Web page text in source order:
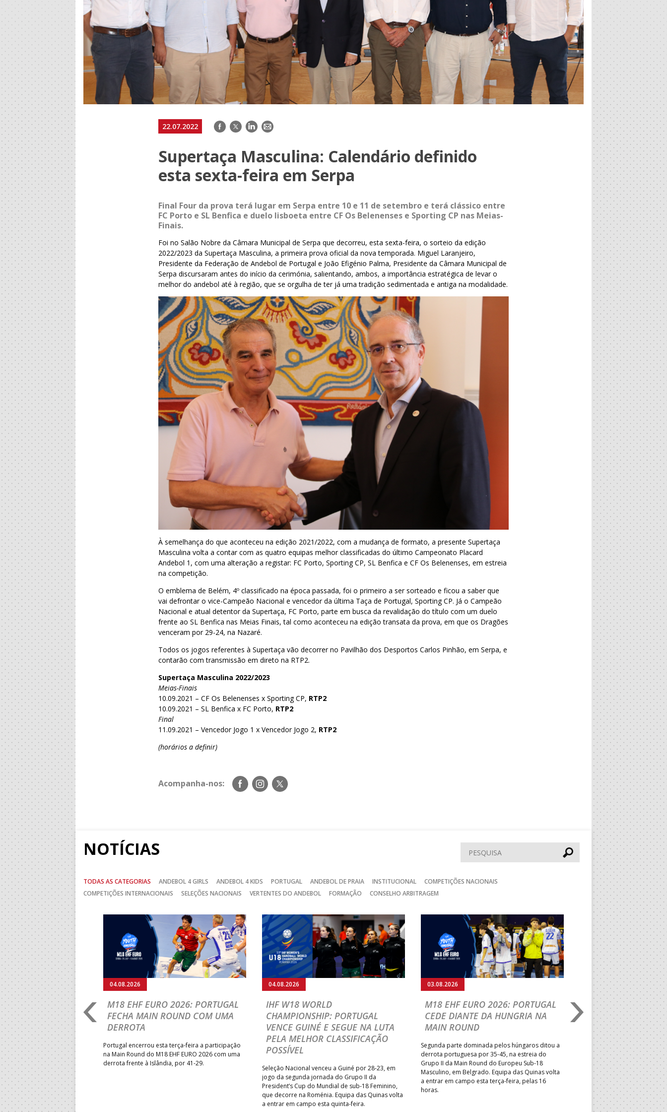
22.07.2022 Facebook
TwitterLinkedIn
E-
Supertaça Masculina: Calendário definido
esta sexta-feira em Serpa
Final Four da prova terá lugar em Serpa entre 10 e 11 de setembro e terá clássico entre
FC Porto e SL Benfica e duelo lisboeta entre CF Os Belenenses e Sporting CP nas Meias-
Finais.
Foi no Salão Nobre da Câmara Municipal de Serpa que decorreu, esta sexta-feira, o sorteio da edição
2022/2023 da Supertaça Masculina, a primeira prova oficial da nova temporada. Miguel Laranjeiro,
Presidente da Federação de Andebol de Portugal e João Efigénio Palma, Presidente da Câmara Municipal de
Serpa discursaram antes do início da cerimónia, salientando, ambos, a importância estratégica de levar o
melhor do andebol até à região, que se orgulha de ter já uma tradição sedimentada e antiga na modalidade.
À semelhança do que aconteceu na edição 2021/2022, com a mudança de formato, a presente Supertaça
Masculina volta a contar com as quatro equipas melhor classificadas do último Campeonato Placard
Andebol 1, com uma alteração a registar: FC Porto, Sporting CP, SL Benfica e CF Os Belenenses, em estreia
na competição.
O emblema de Belém, 4º classificado na época passada, foi o primeiro a ser sorteado e ficou a saber que
vai defrontar o vice-Campeão Nacional e vencedor da última Taça de Portugal, Sporting CP. Já o Campeão
Nacional e atual detentor da Supertaça, FC Porto, parte em busca da revalidação do título com um duelo
frente ao SL Benfica nas Meias Finais, tal como aconteceu na edição transata da prova, em que os Dragões
venceram por 29-24, na Nazaré.
Todos os jogos referentes à Supertaça vão decorrer no Pavilhão dos Desportos Carlos Pinhão, em Serpa, e
contarão com transmissão em direto na RTP2.
Supertaça Masculina 2022/2023
Meias-Finais
10.09.2021 – CF Os Belenenses x Sporting CP, RTP2
10.09.2021 – SL Benfica x FC Porto, RTP2
Final
11.09.2021 – Vencedor Jogo 1 x Vencedor Jogo 2, RTP2
(horários a definir)
Acompanha-nos:
Siga-
nos
Siga-
nos
Siga-
nos
NOTÍCIAS Pesquisar
TODAS AS CATEGORIAS ANDEBOL 4 GIRLS ANDEBOL 4 KIDS PORTUGAL ANDEBOL DE PRAIA INSTITUCIONAL
COMPETIÇÕES NACIONAIS
COMPETIÇÕES INTERNACIONAIS
SELEÇÕES NACIONAIS VERTENTES DO ANDEBOL FORMAÇÃO CONSELHO ARBITRAGEM
CHAMPIONSHIP:
PRELETOR EM
DE
NA ROMÉNIA
Varejão, recentemente
List, foi um dos
pela Federação Romena
iniciativa que reuniu mais
04.08.2026
M18 EHF EURO 2026: PORTUGAL
FECHA MAIN ROUND COM UMA
DERROTA
Portugal encerrou esta terça-feira a participação
na Main Round do M18 EHF EURO 2026 com uma
derrota frente à Islândia, por 41-29.
04.08.2026
IHF W18 WORLD
CHAMPIONSHIP: PORTUGAL
VENCE GUINÉ E SEGUE NA LUTA
PELA MELHOR CLASSIFICAÇÃO
POSSÍVEL
Seleção Nacional venceu a Guiné por 28-23, em
jogo da segunda jornada do Grupo II da
President’s Cup do Mundial de sub-18 Feminino,
que decorre na Roménia. Equipa das Quinas volta
a entrar em campo esta quinta-feira.
03.08.2026
M18 EHF EURO 2026: PORTUGAL
CEDE DIANTE DA HUNGRIA NA
MAIN ROUND
Segunda parte dominada pelos húngaros ditou a
derrota portuguesa por 35-45, na estreia do
Grupo II da Main Round do Europeu Sub-18
Masculino, em Belgrado. Equipa das Quinas volta
a entrar em campo esta terça-feira, pelas 16
horas.
03.08.2026
IHF W18 WORLD
PORTUGAL VENCE
NOVO FÔLEGO NA
Na estreia nesta fase da
mediu forças com o
President’s Cup, entrando
regressar às vitórias e a
aspirações de alcançar a
possível no Campeonato do
Seguinte